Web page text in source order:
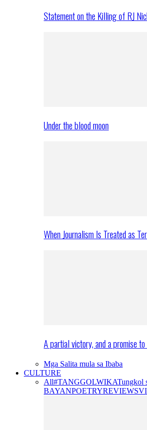
Statement on the Killing of RJ
Under the blood moon
When Journalism Is Treated as
A partial victory, and a promise
Mga Salita mula sa Ibaba
CULTURE
All#TANGGOLWIKATungkol
BAYANPOETRYREVIEWS